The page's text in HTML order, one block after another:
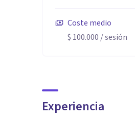
Coste medio
$ 100.000 / sesión
Experiencia